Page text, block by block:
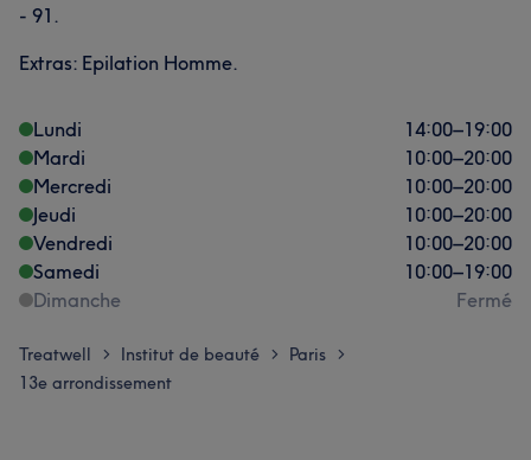
- 91.
Extras: Epilation Homme.
Lundi 14:00–19:00
Mardi
10:00–20:00
Mercredi
10:00–20:00
Jeudi
10:00–20:00
Vendredi
10:00–20:00
Samedi
10:00–19:00
Dimanche
Fermé
Treatwell > Institut de beauté > Paris >
13e arrondissement